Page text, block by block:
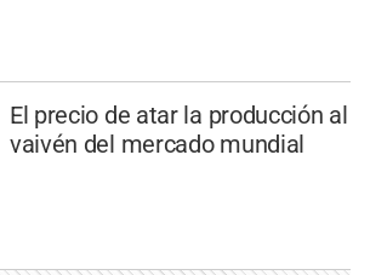
El precio de atar la producción al
vaivén del mercado mundial